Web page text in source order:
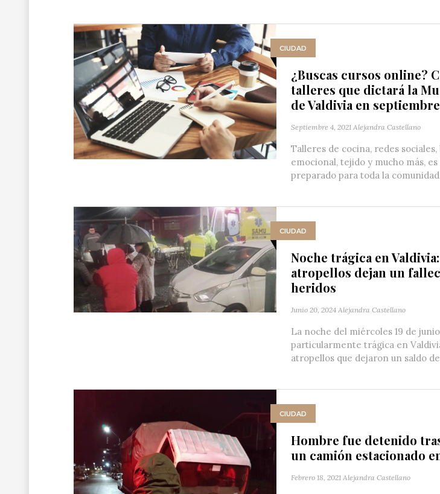
CIUDAD
¿Buscas cursos online?
talleres que dictará la
de Valdivia en septiembre
Septiembre 4, 2021 Alejandra Castellano
Talleres de cocina, redes
emocional, tejido y mucho más,
preparado para toda la
CIUDAD
Noche trágica en
atropellos dejan un
heridos
Junio 20, 2024 Alejandra Castellano
La noche del miércoles 19 de
particularmente trágica en
atropellos que dejaron un saldo
CIUDAD
Hombre fue detenido
un camión estacionado
Febrero 18, 2021 Alejandra Castellano